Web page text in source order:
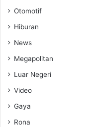
Otomotif
Hiburan
News
Megapolitan
Luar Negeri
Video
Gaya
Rona